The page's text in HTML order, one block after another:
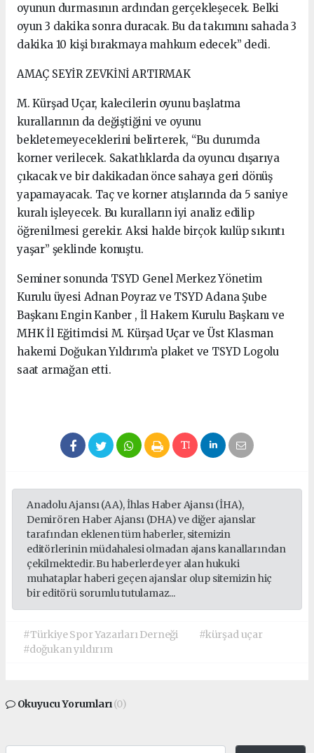
oyunun durmasının ardından gerçekleşecek. Belki
oyun 3 dakika sonra duracak. Bu da takımını sahada 3
dakika 10 kişi bırakmaya mahkum edecek” dedi.
AMAÇ SEYİR ZEVKİNİ ARTIRMAK
M. Kürşad Uçar, kalecilerin oyunu başlatma
kurallarının da değiştiğini ve oyunu
bekletemeyeceklerini belirterek, “Bu durumda
korner verilecek. Sakatlıklarda da oyuncu dışarıya
çıkacak ve bir dakikadan önce sahaya geri dönüş
yapamayacak. Taç ve korner atışlarında da 5 saniye
kuralı işleyecek. Bu kuralların iyi analiz edilip
öğrenilmesi gerekir. Aksi halde birçok kulüp sıkıntı
yaşar” şeklinde konuştu.
Seminer sonunda TSYD Genel Merkez Yönetim
Kurulu üyesi Adnan Poyraz ve TSYD Adana Şube
Başkanı Engin Kanber , İl Hakem Kurulu Başkanı ve
MHK İl Eğitimcisi M. Kürşad Uçar ve Üst Klasman
hakemi Doğukan Yıldırım’a plaket ve TSYD Logolu
saat armağan etti.
Anadolu Ajansı (AA), İhlas Haber Ajansı (İHA),
Demirören Haber Ajansı (DHA) ve diğer ajanslar
tarafından eklenen tüm haberler, sitemizin
editörlerinin müdahalesi olmadan ajans kanallarından
çekilmektedir. Bu haberlerde yer alan hukuki
muhataplar haberi geçen ajanslar olup sitemizin hiç
bir editörü sorumlu tutulamaz...
#Türkiye Spor Yazarları Derneği
#kürşad uçar
#doğukan yıldırım
Okuyucu Yorumları(0)